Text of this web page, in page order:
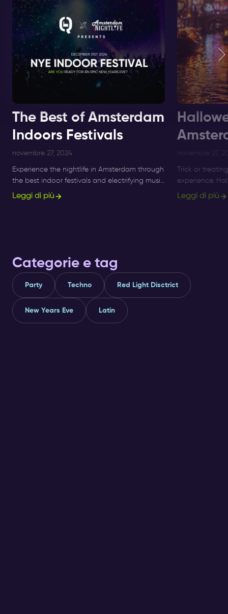
The Best of Amsterdam
Indoors Festivals
novembre 27, 2024
Experience the nightlife in Amsterdam through
the best indoor festivals and electrifying music
events for ultimate nightlife experiences in the
Leggi di più
novembre 27,
Trick or
experience.
longer a small
Leggi di più
Categorie e tag
Party Techno Red Light Disctrict
New Years Eve Latin